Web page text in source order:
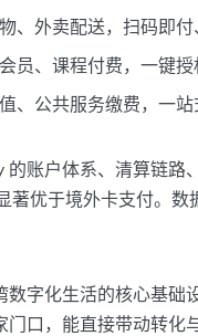
、外卖配送，扫码即付
员、课程付费，一键授
、公共服务缴费，一站
账户体系、清算链路
优于境外卡支付。数
字化生活的核心基础
口，能直接带动转化